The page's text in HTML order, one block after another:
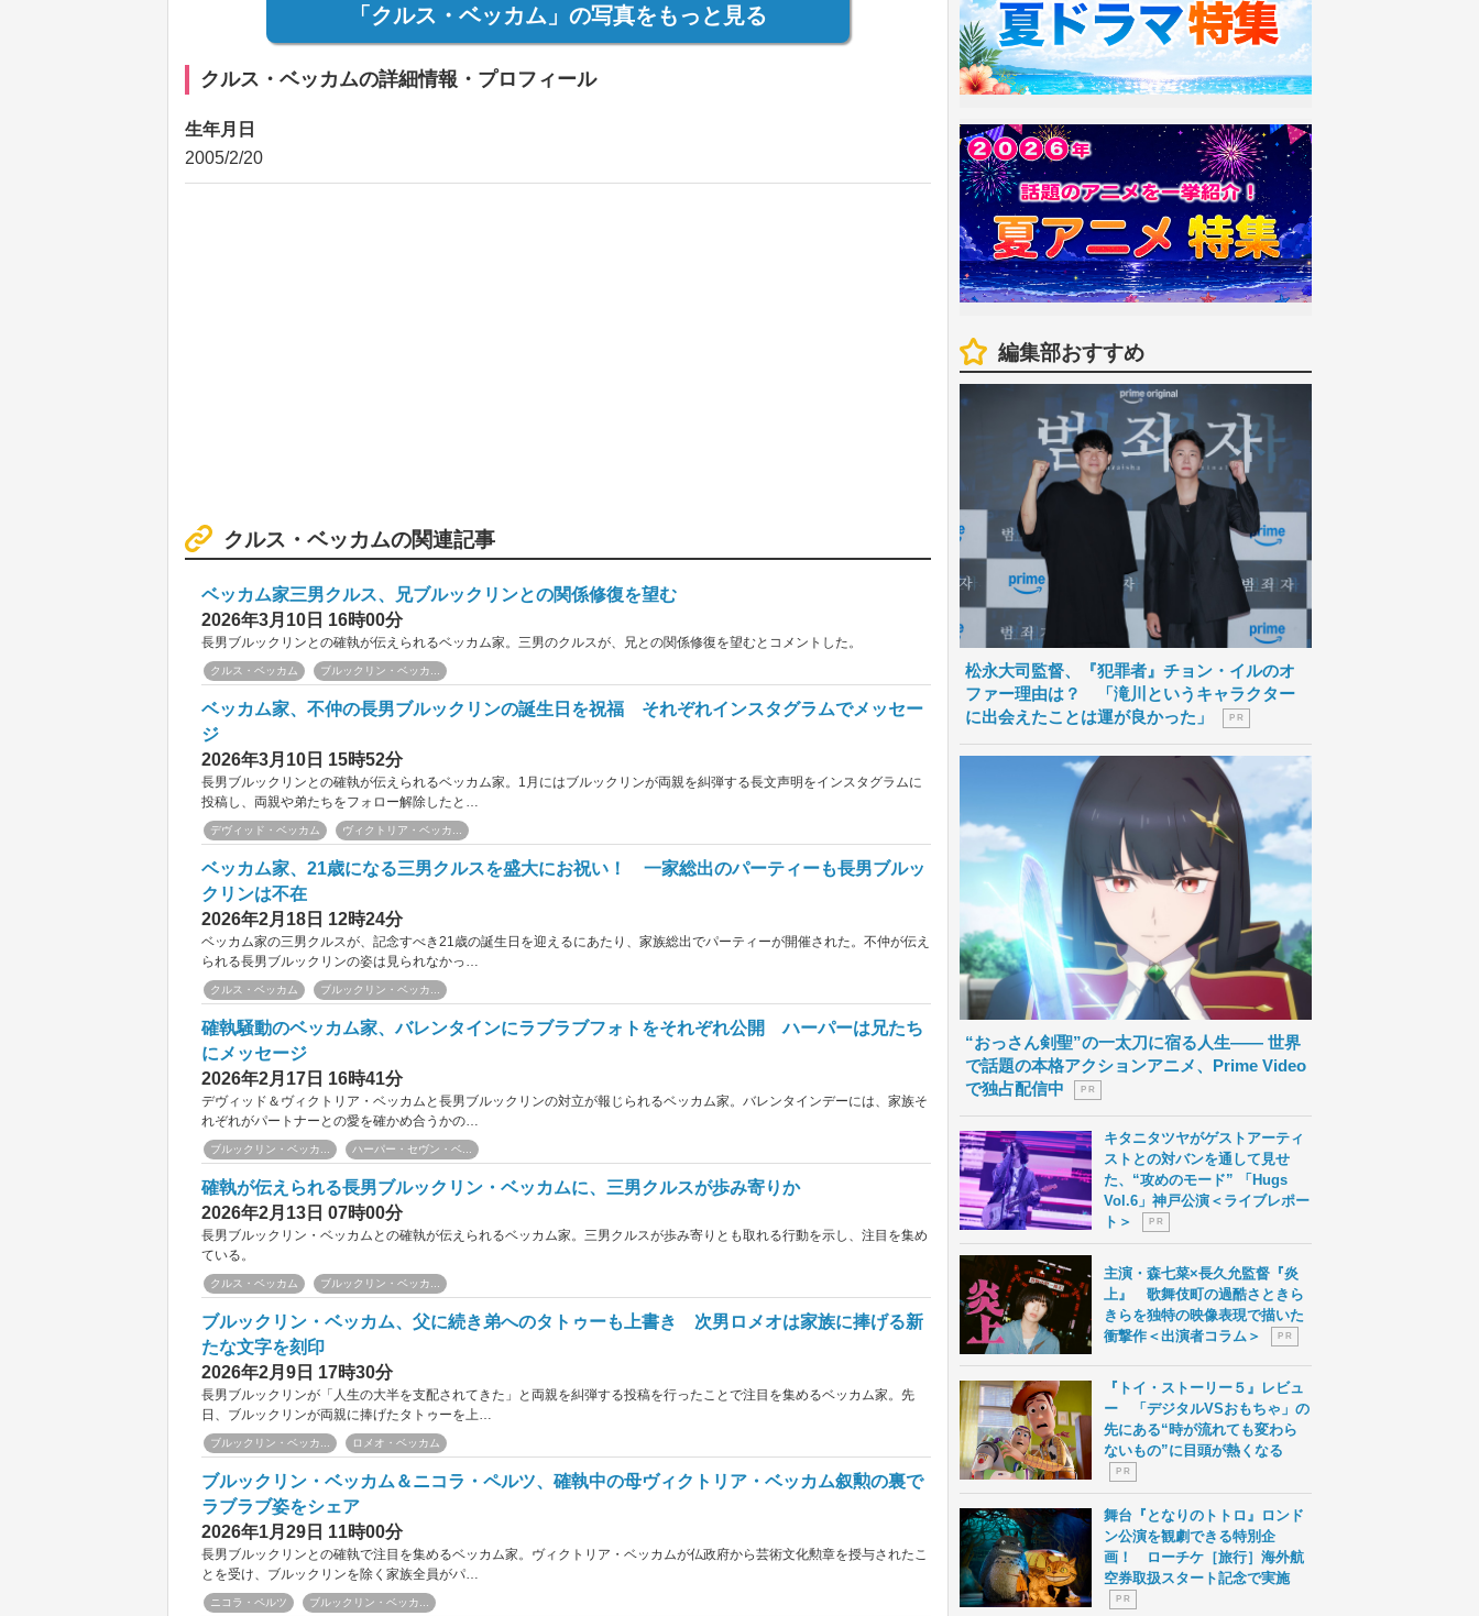
「クルス・ベッカム」の写真をもっと見る
クルス・ベッカムの詳細情報・プロフィール
生年月日
2005/2/20
クルス・ベッカムの関連記事
ベッカム家三男クルス、兄ブルックリンとの関係修復を望む
2026年3月10日 16時00分
長男ブルックリンとの確執が伝えられるベッカム家。三男のクルスが、兄との関係修復を望むとコメントした。
クルス・ベッカム ブルックリン・ベッカ...
ベッカム家、不仲の長男ブルックリンの誕生日を祝福 それぞれインスタグラムでメッセー
ジ
2026年3月10日 15時52分
長男ブルックリンとの確執が伝えられるベッカム家。1月にはブルックリンが両親を糾弾する長文声明をインスタグラムに
投稿し、両親や弟たちをフォロー解除したと…
デヴィッド・ベッカム ヴィクトリア・ベッカ...
ベッカム家、21歳になる三男クルスを盛大にお祝い！ 一家総出のパーティーも長男ブルッ
クリンは不在
2026年2月18日 12時24分
ベッカム家の三男クルスが、記念すべき21歳の誕生日を迎えるにあたり、家族総出でパーティーが開催された。不仲が伝え
られる長男ブルックリンの姿は見られなかっ…
クルス・ベッカム ブルックリン・ベッカ...
確執騒動のベッカム家、バレンタインにラブラブフォトをそれぞれ公開 ハーパーは兄たち
にメッセージ
2026年2月17日 16時41分
デヴィッド＆ヴィクトリア・ベッカムと長男ブルックリンの対立が報じられるベッカム家。バレンタインデーには、家族そ
れぞれがパートナーとの愛を確かめ合うかの…
ブルックリン・ベッカ... ハーパー・セヴン・ベ...
確執が伝えられる長男ブルックリン・ベッカムに、三男クルスが歩み寄りか
2026年2月13日 07時00分
長男ブルックリン・ベッカムとの確執が伝えられるベッカム家。三男クルスが歩み寄りとも取れる行動を示し、注目を集め
ている。
クルス・ベッカム ブルックリン・ベッカ...
ブルックリン・ベッカム、父に続き弟へのタトゥーも上書き 次男ロメオは家族に捧げる新
たな文字を刻印
2026年2月9日 17時30分
長男ブルックリンが「人生の大半を支配されてきた」と両親を糾弾する投稿を行ったことで注目を集めるベッカム家。先
日、ブルックリンが両親に捧げたタトゥーを上…
ブルックリン・ベッカ... ロメオ・ベッカム
ブルックリン・ベッカム＆ニコラ・ペルツ、確執中の母ヴィクトリア・ベッカム叙勲の裏で
ラブラブ姿をシェア
2026年1月29日 11時00分
長男ブルックリンとの確執で注目を集めるベッカム家。ヴィクトリア・ベッカムが仏政府から芸術文化勲章を授与されたこ
とを受け、ブルックリンを除く家族全員がパ…
ニコラ・ペルツ ブルックリン・ベッカ...
編集部おすすめ
松永大司監督、『犯罪者』チョン・イルのオ
ファー理由は？ 「滝川というキャラクター
に出会えたことは運が良かった」
P R
“おっさん剣聖”の一太刀に宿る人生―― 世界
で話題の本格アクションアニメ、Prime Video
で独占配信中
P R
キタニタツヤがゲストアーティ
ストとの対バンを通して見せ
た、“攻めのモード” 「Hugs
Vol.6」神戸公演＜ライブレポー
ト＞
P R
主演・森七菜×長久允監督『炎
上』 歌舞伎町の過酷さときら
きらを独特の映像表現で描いた
衝撃作＜出演者コラム＞
P R
『トイ・ストーリー５』レビュ
ー 「デジタルVSおもちゃ」の
先にある“時が流れても変わら
ないもの”に目頭が熱くなる
P R
舞台『となりのトトロ』ロンド
ン公演を観劇できる特別企
画！ ローチケ［旅行］海外航
空券取扱スタート記念で実施
P R